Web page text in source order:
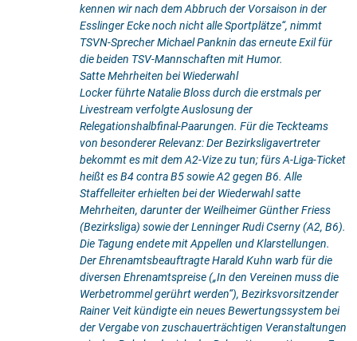
kennen wir nach dem Abbruch der Vorsaison in der
Esslinger Ecke noch nicht alle Sportplätze“, nimmt
TSVN-Sprecher Michael Panknin das erneute Exil für
die beiden TSV-Mannschaften mit Humor.
Satte Mehrheiten bei Wiederwahl
Locker führte Natalie Bloss durch die erstmals per
Livestream verfolgte Auslosung der
Relegationshalbfinal-Paarungen. Für die Teckteams
von besonderer Relevanz: Der Bezirksligavertreter
bekommt es mit dem A2-Vize zu tun; fürs A-Liga-Ticket
heißt es B4 contra B5 sowie A2 gegen B6. Alle
Staffelleiter erhielten bei der Wiederwahl satte
Mehrheiten, darunter der Weilheimer Günther Friess
(Bezirksliga) sowie der Lenninger Rudi Cserny (A2, B6).
Die Tagung endete mit Appellen und Klarstellungen.
Der Ehrenamtsbeauftragte Harald Kuhn warb für die
diversen Ehrenamtspreise („In den Vereinen muss die
Werbetrommel gerührt werden“), Bezirksvorsitzender
Rainer Veit kündigte ein neues Bewertungssystem bei
der Vergabe von zuschauerträchtigen Veranstaltungen